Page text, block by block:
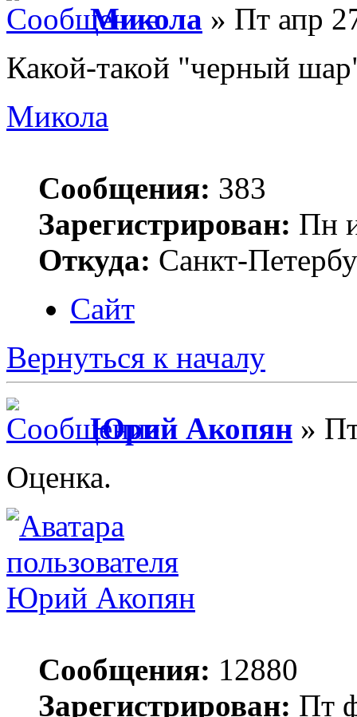
Микола » Пт апр
Какой-такой "черный
Микола
Сообщения: 383
Зарегистрирован: Пн
Откуда: Санкт-
Сайт
Вернуться к началу
Юрий Акопян »
Оценка.
Юрий Акопян
Сообщения: 12880
Зарегистрирован: Пт